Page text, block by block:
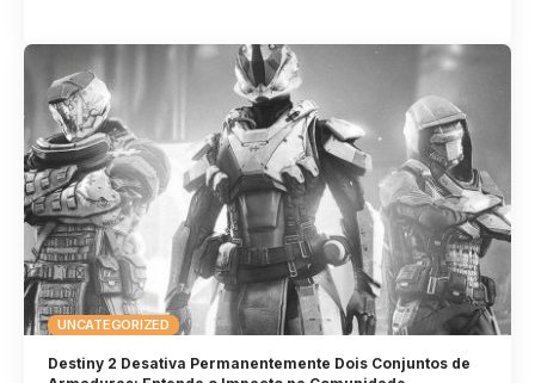
UNCATEGORIZED
Destiny 2 Desativa Permanentemente Dois Conjuntos de